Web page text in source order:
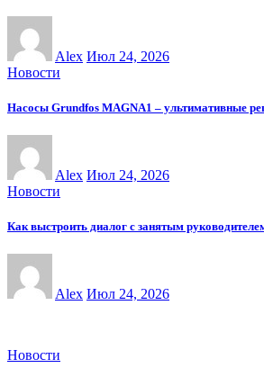
Alex Июл 24, 2026
Новости
Насосы Grundfos MAGNA1 – ультимативные
Alex Июл 24, 2026
Новости
Как выстроить диалог с занятым
Alex Июл 24, 2026
Новости